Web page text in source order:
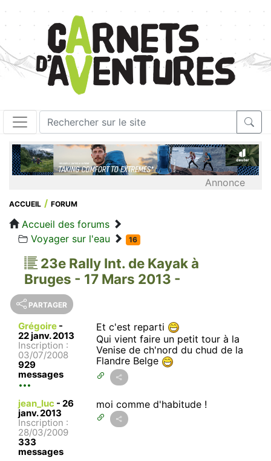
Annonce
ACCUEIL FORUM
Accueil des forums
Voyager sur l'eau
16
23e Rally Int. de Kayak à
Bruges - 17 Mars 2013 -
PARTAGER
Grégoire -
22 janv. 2013
Inscription :
03/07/2008
929
messages
Et c'est reparti
Qui vient faire un petit tour à la
Venise de ch'nord du chud de la
Flandre Belge
jean_luc - 26
janv. 2013
Inscription :
28/03/2009
333
messages
moi comme d'habitude !